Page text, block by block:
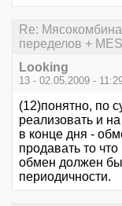
Re:
переделов +
Looking
13 - 02.05.2009 -
(12)понятно, по
реализовать и
в конце дня -
продавать то
обмен должен
периодичности.